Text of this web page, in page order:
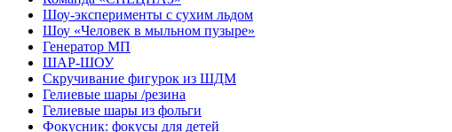
Шоу-эксперименты с сухим льдом
Шоу «Человек в мыльном пузыре»
Генератор МП
ШАР-ШОУ
Скручивание фигурок из ШДМ
Гелиевые шары /резина
Гелиевые шары из фольги
Фокусник: фокусы для детей